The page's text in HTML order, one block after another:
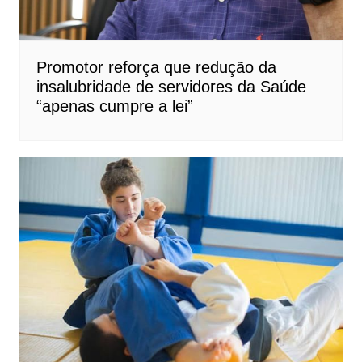
Promotor reforça que redução da
insalubridade de servidores da Saúde
“apenas cumpre a lei”